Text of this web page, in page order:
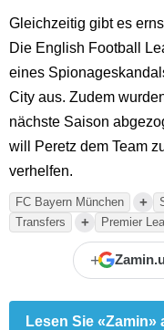
Gleichzeitig gibt es
Die English Football
eines
City aus. Zudem
nächste Saison
will Peretz dem Team
verhelfen.
FC Bayern München +
Transfers + Premier
+
Lesen Sie «Zamin»